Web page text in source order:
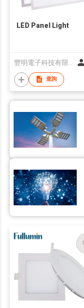
LED Panel Light
查詢